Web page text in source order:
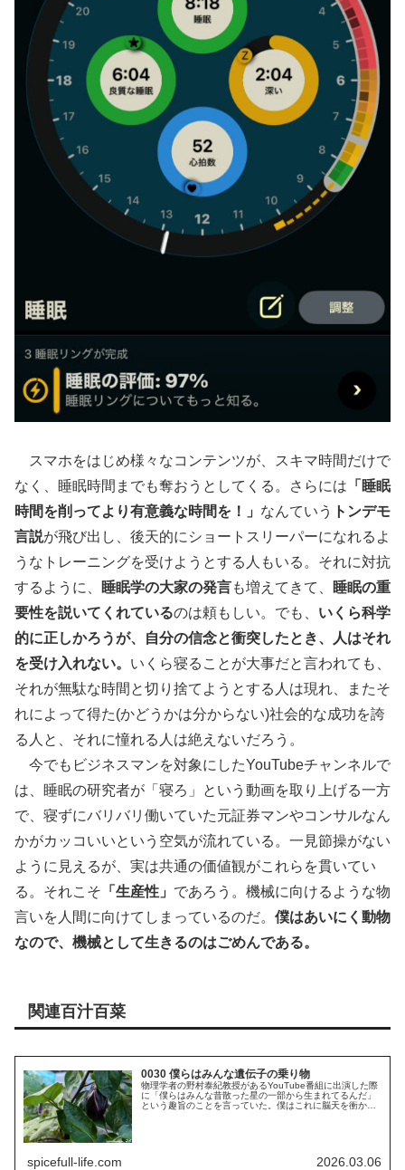
スマホをはじめ様々なコンテンツが、スキマ時間だけで
なく、睡眠時間までも奪おうとしてくる。さらには 「睡眠
時間を削ってより有意義な時間を！」 なんていう
トンデモ
言説が飛び出し、後天的にショートスリーパーになれるよ
うなトレーニングを受けようとする人もいる。それに対抗
するように、
睡眠学の大家の発言も増えてきて、
睡眠の重
要性を説いてくれているのは頼もしい。でも、 いくら科学
的に正しかろうが、自分の信念と衝突したとき、人はそれ
を受け入れない。 いくら寝ることが大事だと言われても、
それが無駄な時間と切り捨てようとする人は現れ、またそ
れによって得た(かどうかは分からない)社会的な成功を誇
る人と、それに憧れる人は絶えないだろう。
今でもビジネスマンを対象にしたYouTubeチャンネルで
は、睡眠の研究者が「寝ろ」という動画を取り上げる一方
で、寝ずにバリバリ働いていた元証券マンやコンサルなん
かがカッコいいという空気が流れている。一見節操がない
ように見えるが、実は共通の価値観がこれらを貫いてい
る。それこそ 「生産性」 であろう。機械に向けるような物
言いを人間に向けてしまっているのだ。 僕はあいにく動物
なので、機械として生きるのはごめんである。
関連百汁百菜
0030 僕らはみんな遺伝子の乗り物
物理学者の野村泰紀教授があるYouTube番組に出演した際
に「僕らはみんな昔散った星の一部から生まれてるんだ」
という趣旨のことを言っていた。僕はこれに脳天を衝かれ
spicefull-life.com 2026.03.06